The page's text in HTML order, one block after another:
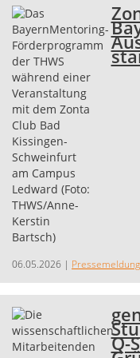
06.05.2026 | Pressemeldung
Q-